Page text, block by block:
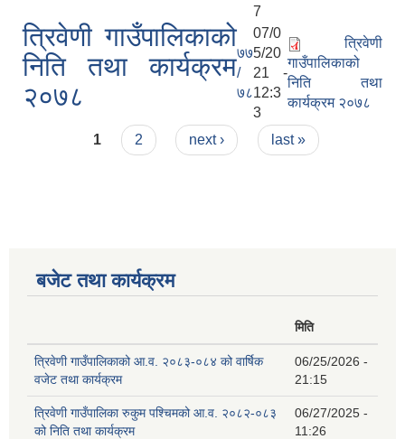
7
त्रिवेणी गाउँपालिकाको
निति तथा कार्यक्रम
२०७८
७७
/
७८
07/0
5/20
21 -
12:3
3
त्रिवेणी
गाउँपालिकाको
निति तथा
कार्यक्रम २०७८
Pages
1 2 next › last »
बजेट तथा कार्यक्रम
मिति
त्रिवेणी गाउँपालिकाको आ.व. २०८३-०८४ को वार्षिक
वजेट तथा कार्यक्रम
06/25/2026 -
21:15
त्रिवेणी गाउँपालिका रुकुम पश्‍चिमको आ.व. २०८२-०८३
को निति तथा कार्यक्रम
06/27/2025 -
11:26